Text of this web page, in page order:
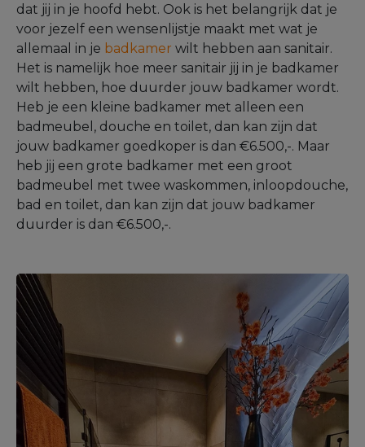
dat jij in je hoofd hebt. Ook is het belangrijk dat je
voor jezelf een wensenlijstje maakt met wat je
allemaal in je badkamer wilt hebben aan sanitair.
Het is namelijk hoe meer sanitair jij in je badkamer
wilt hebben, hoe duurder jouw badkamer wordt.
Heb je een kleine badkamer met alleen een
badmeubel, douche en toilet, dan kan zijn dat
jouw badkamer goedkoper is dan €6.500,-. Maar
heb jij een grote badkamer met een groot
badmeubel met twee waskommen, inloopdouche,
bad en toilet, dan kan zijn dat jouw badkamer
duurder is dan €6.500,-.